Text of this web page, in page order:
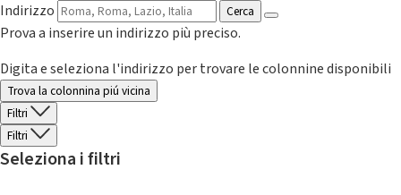
Indirizzo
Cerca
Prova a inserire un indirizzo più preciso.
Digita e seleziona l'indirizzo per trovare le colonnine disponibili
Trova la colonnina piú vicina
Filtri
Filtri
Seleziona i filtri